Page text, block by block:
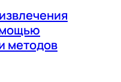
методов